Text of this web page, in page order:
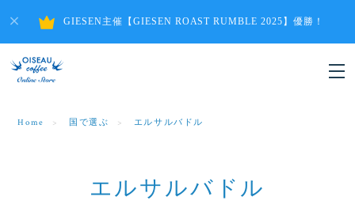
GIESEN主催【GIESEN ROAST RUMBLE 2025】優勝！
Home 国で選ぶ エルサルバドル
エルサルバドル